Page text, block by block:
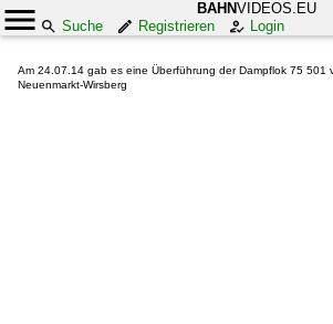
BAHNVIDEOS.EU
Suche
Registrieren Login
Am 24.07.14 gab es eine Überführung der Dampflok 75 501
Neuenmarkt-Wirsberg